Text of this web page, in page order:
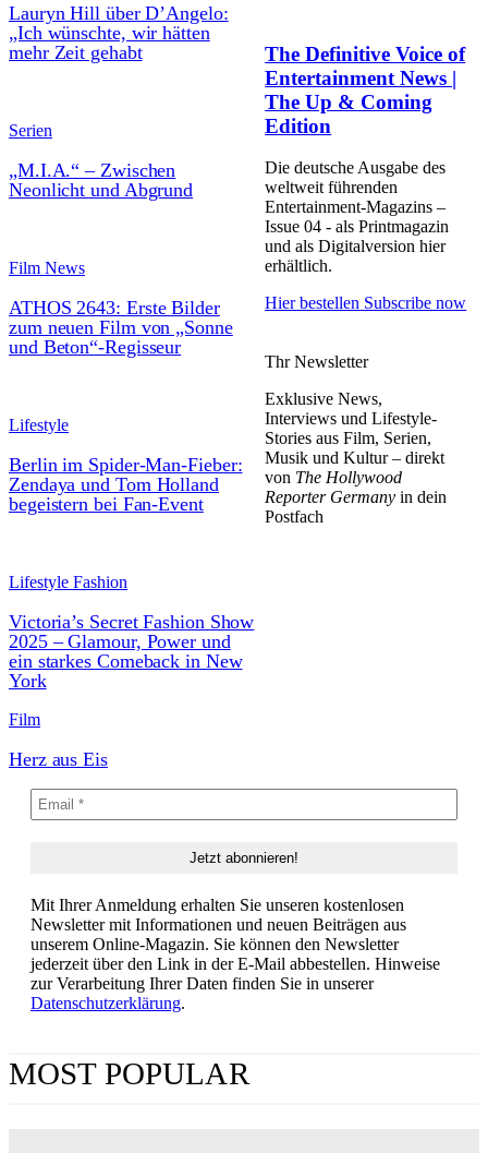
Lauryn Hill über D’Angelo:
„Ich wünschte, wir hätten
mehr Zeit gehabt
Serien
„M.I.A.“ – Zwischen
Neonlicht und Abgrund
Film News
ATHOS 2643: Erste Bilder
zum neuen Film von „Sonne
und Beton“-Regisseur
Lifestyle
Berlin im Spider-Man-Fieber:
Zendaya und Tom Holland
begeistern bei Fan-Event
Lifestyle Fashion
Victoria’s Secret Fashion Show
2025 – Glamour, Power und
ein starkes Comeback in New
York
Film
Herz aus Eis
The Definitive Voice of
Entertainment News |
The Up & Coming
Edition
Die deutsche Ausgabe des
weltweit führenden
Entertainment-Magazins –
Issue 04 - als Printmagazin
und als Digitalversion hier
erhältlich.
Hier bestellen Subscribe now
Thr Newsletter
Exklusive News,
Interviews und Lifestyle-
Stories aus Film, Serien,
Musik und Kultur – direkt
von The Hollywood
Reporter Germany in dein
Postfach
Mit Ihrer Anmeldung erhalten Sie unseren kostenlosen
Newsletter mit Informationen und neuen Beiträgen aus
unserem Online-Magazin. Sie können den Newsletter
jederzeit über den Link in der E-Mail abbestellen. Hinweise
zur Verarbeitung Ihrer Daten finden Sie in unserer
Datenschutzerklärung.
MOST POPULAR